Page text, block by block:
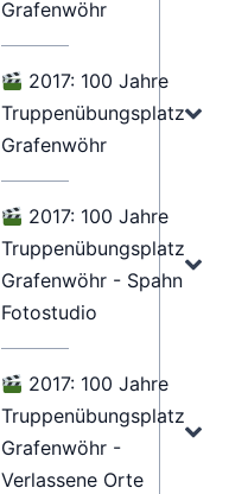
Grafenwöhr
2017: 100 Jahre
Truppenübungsplatz
Grafenwöhr
2017: 100 Jahre
Truppenübungsplatz
Grafenwöhr - Spahn
Fotostudio
2017: 100 Jahre
Truppenübungsplatz
Grafenwöhr -
Verlassene Orte